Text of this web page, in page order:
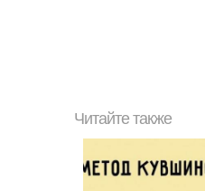
Читайте также